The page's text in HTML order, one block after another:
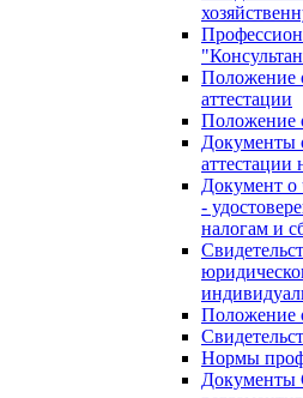
Положение
аттестации
Положение
Документы
аттестации
Документ о
-
налогам и
Положение
Нормы